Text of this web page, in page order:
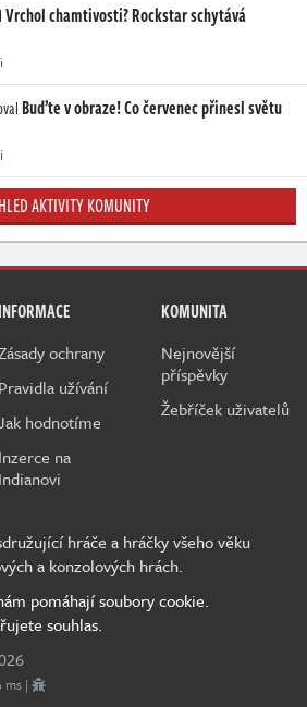
Vrchol chamtivosti? Rockstar schytává
Buďte v obraze! Co červenec přinesl světu
AKTIVITY KOMUNITY
INFORMACE
ochrany
Pravidla užívání
hodnotíme
Inzerce na
Indianovi
KOMUNITA
Nejnovější
příspěvky
Žebříček uživatelů
hráče a hráčky všeho věku
a konzolových hrách.
pomáhají soubory cookie.
souhlas.
ms |